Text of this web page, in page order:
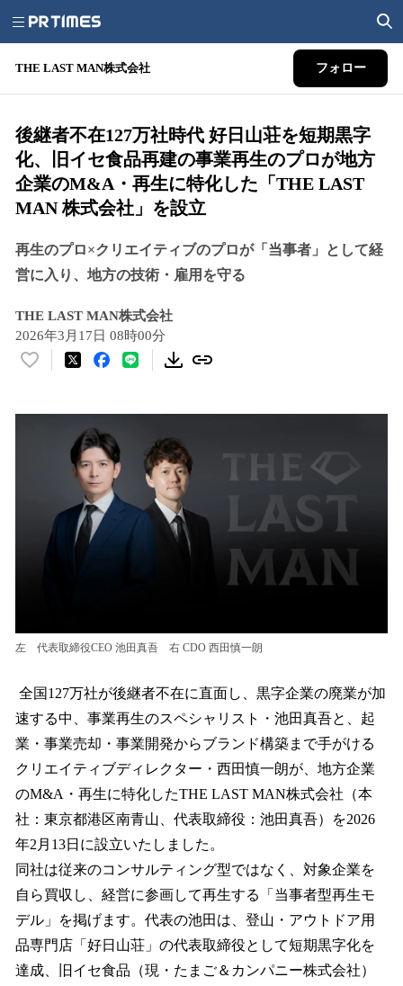
THE LAST MAN株式会社 フォロー
後継者不在127万社時代 好日山荘を短期黒字
化、旧イセ食品再建の事業再生のプロが地方
企業のM&A・再生に特化した「THE LAST
MAN 株式会社」を設立
再生のプロ×クリエイティブのプロが「当事者」として経
営に入り、地方の技術・雇用を守る
THE LAST MAN株式会社
2026年3月17日 08時00分
い
左 代表取締役CEO 池田真吾 右 CDO 西田慎一朗
全国127万社が後継者不在に直面し、黒字企業の廃業が加
速する中、事業再生のスペシャリスト・池田真吾と、起
業・事業売却・事業開発からブランド構築まで手がける
クリエイティブディレクター・西田慎一朗が、地方企業
のM&A・再生に特化したTHE LAST MAN株式会社（本
社：東京都港区南青山、代表取締役：池田真吾）を2026
年2月13日に設立いたしました。
同社は従来のコンサルティング型ではなく、対象企業を
自ら買収し、経営に参画して再生する「当事者型再生モ
デル」を掲げます。代表の池田は、登山・アウトドア用
品専門店「好日山荘」の代表取締役として短期黒字化を
達成、旧イセ食品（現・たまご＆カンパニー株式会社）